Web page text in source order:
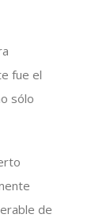
fue el
sólo
de